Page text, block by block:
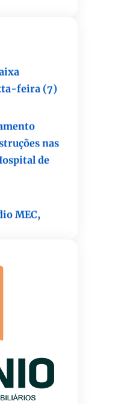
feira (7)
nas
de
MEC,
nesta
a
não é
reúne